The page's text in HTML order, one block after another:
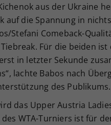
aus der Ukraine
auf die Spannung in
Stefani Comeback-
Für die beiden
in letzter Sekunde
lachte Babos nach
des Publikums.
das Upper Austria
des WTA-Turniers ist für